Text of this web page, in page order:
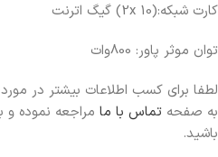
کارت شبکه:(2x 10) گیگ اترنت
توان موثر پاور: 800وات
لطفا برای کسب اطلاعات بیشتر در
به صفحه تماس با ما مراجعه نموده و
باشید.